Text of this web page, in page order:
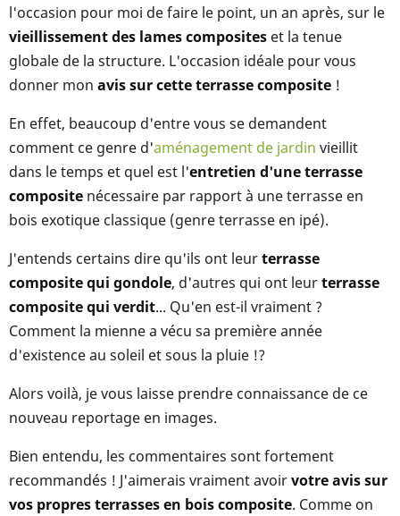
l'occasion pour moi de faire le point, un an après, sur le
vieillissement des lames composites et la tenue
globale de la structure. L'occasion idéale pour vous
donner mon avis sur cette terrasse composite !
En effet, beaucoup d'entre vous se demandent
comment ce genre d'aménagement de jardin vieillit
dans le temps et quel est l'entretien d'une terrasse
composite nécessaire par rapport à une terrasse en
bois exotique classique (genre terrasse en ipé).
J'entends certains dire qu'ils ont leurterrasse
composite qui gondole, d'autres qui ont leurterrasse
composite qui verdit... Qu'en est-il vraiment ?
Comment la mienne a vécu sa première année
d'existence au soleil et sous la pluie !?
Alors voilà, je vous laisse prendre connaissance de ce
nouveau reportage en images.
Bien entendu, les commentaires sont fortement
recommandés ! J'aimerais vraiment avoirvotre avis sur
vos propres terrasses en bois composite. Comme on